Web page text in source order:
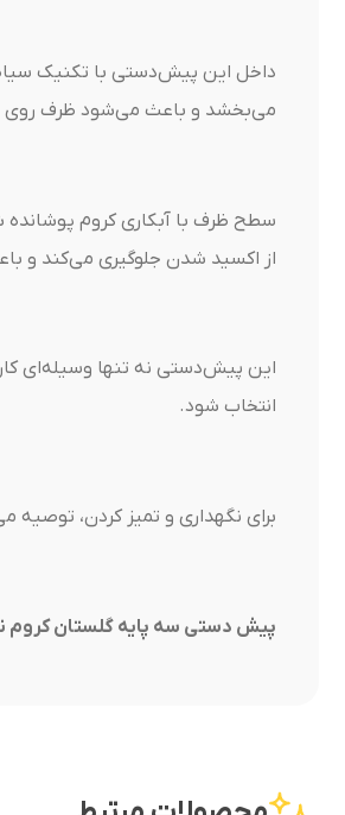
داخل این پیش‌دستی با تکنیک
می‌بخشد و باعث می‌شود ظرف روی
سطح ظرف با آبکاری کروم
از اکسید شدن جلوگیری می‌کند و
این پیش‌دستی نه تنها وسیله‌ای
انتخاب شود.
برای نگهداری و تمیز کردن،
پیش دستی سه پایه گلستان کروم